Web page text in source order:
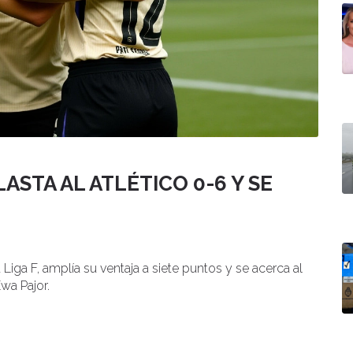
AL ATLÉTICO 0-6 Y SE
F, amplía su ventaja a siete puntos y se acerca al
Pajor.